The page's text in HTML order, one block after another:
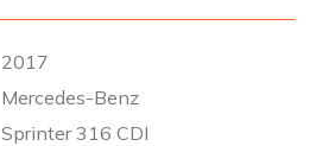
2017
Mercedes-Benz
Sprinter 316 CDI